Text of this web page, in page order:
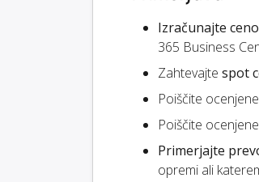
Izračunajte
365 Business
Zahtevajte spot
Poiščite ocenjene
Poiščite ocenjene
Primerjajte
opremi ali